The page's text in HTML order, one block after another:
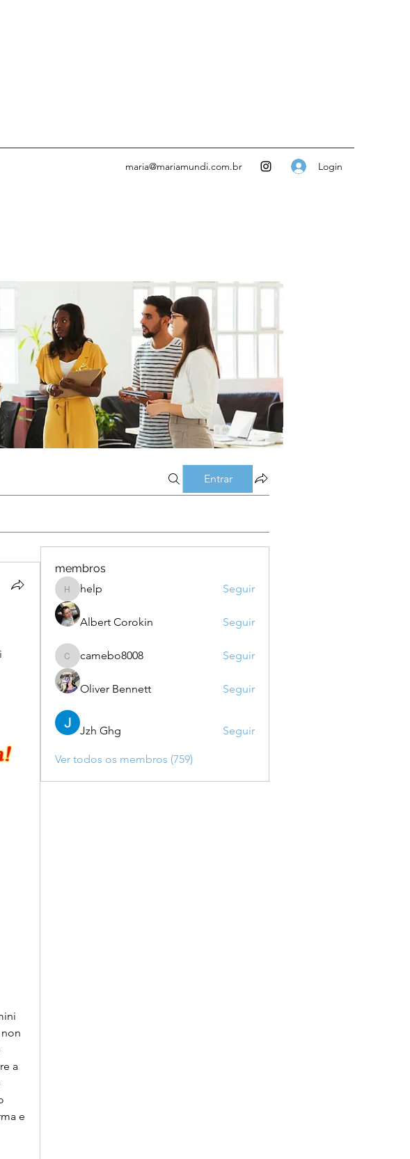
maria@mariamundi.com.br Login
Entrar
a
e
membros
help
help Seguir
Albert Corokin Seguir
camebo8008
camebo8008 Seguir
Oliver Bennett Seguir
Jzh Ghg Seguir
Ver todos os membros (759)